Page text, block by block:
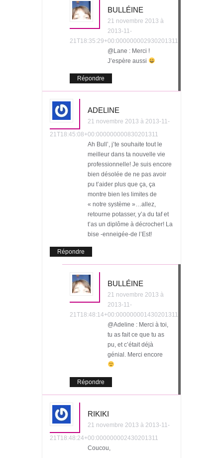
BULLÉINE
21 novembre 2013 à
2013-11-
21T18:35:29+00:000000002930201311
@Lane : Merci !
J’espère aussi
Répondre
ADELINE
21 novembre 2013 à 2013-11-
21T18:45:08+00:000000000830201311
Ah Bull’, j’te souhaite tout le
meilleur dans ta nouvelle vie
professionnelle! Je suis encore
bien désolée de ne pas avoir
pu t’aider plus que ça, ça
montre bien les limites de
« notre système »…allez,
retourne potasser, y’a du taf et
t’as un diplôme à décrocher! La
bise -enneigée-de l’Est!
Répondre
BULLÉINE
21 novembre 2013 à
2013-11-
21T18:48:14+00:000000001430201311
@Adeline : Merci à toi,
tu as fait ce que tu as
pu, et c’était déjà
génial. Merci encore
Répondre
RIKIKI
21 novembre 2013 à 2013-11-
21T18:48:24+00:000000002430201311
Coucou,